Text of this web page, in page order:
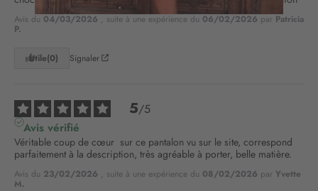
Avis du 04/03/2026 , suite à une expérience du 06/02/2026 par Patricia
P.
Utile(0) Signaler
5/5
Avis vérifié
Véritable coup de cœur  sur ce pantalon vu sur le site, correspond
parfaitement à la description, très agréable à porter, belle matière.
Avis du 23/02/2026 , suite à une expérience du 08/02/2026 par Yvette
M.
o
r
e
t
t
r
e
d